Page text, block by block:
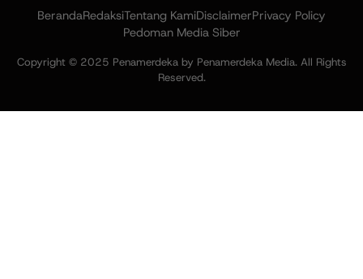
BerandaRedaksiTentang KamiDisclaimerPrivacy Policy
Pedoman Media Siber
Copyright © 2025 Penamerdeka by Penamerdeka Media. All Rights
Reserved.